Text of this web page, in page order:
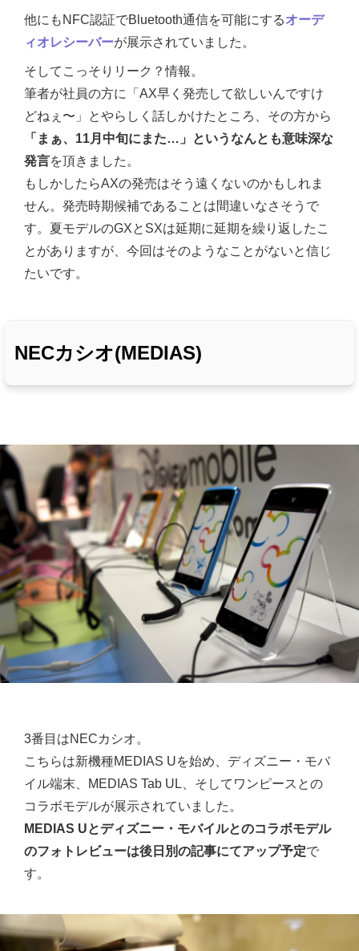
他にもNFC認証でBluetooth通信を可能にするオーデ
ィオレシーバーが展示されていました。
そしてこっそりリーク？情報。
筆者が社員の方に「AX早く発売して欲しいんですけ
どねぇ〜」とやらしく話しかけたところ、その方から
「まぁ、11月中旬にまた…」というなんとも意味深な
発言を頂きました。
もしかしたらAXの発売はそう遠くないのかもしれま
せん。発売時期候補であることは間違いなさそうで
す。夏モデルのGXとSXは延期に延期を繰り返したこ
とがありますが、今回はそのようなことがないと信じ
たいです。
NECカシオ(MEDIAS)
3番目はNECカシオ。
こちらは新機種MEDIAS Uを始め、ディズニー・モバ
イル端末、MEDIAS Tab UL、そしてワンピースとの
コラボモデルが展示されていました。
MEDIAS Uとディズニー・モバイルとのコラボモデル
のフォトレビューは後日別の記事にてアップ予定で
す。